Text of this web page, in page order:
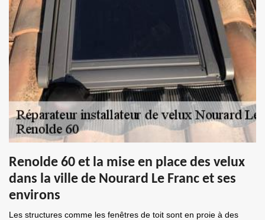
Renolde 60 et la mise en place des velux
dans la ville de Nourard Le Franc et ses
environs
Les structures comme les fenêtres de toit sont en proie à des